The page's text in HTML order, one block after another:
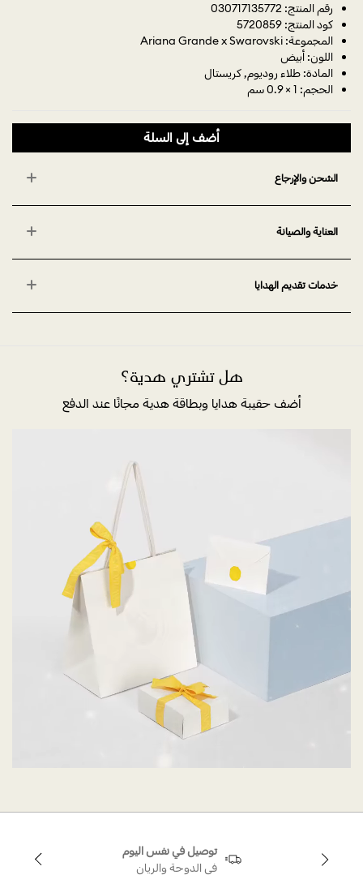
رقم المنتج: 030717135772
كود المنتج: 5720859
المجموعة: Ariana Grande x Swarovski
اللون: أبيض
المادة: طلاء روديوم, كريستال
الحجم: 1 × 0.9 سم
أضف إلى السلة
الشحن والإرجاع
العناية والصيانة
خدمات تقديم الهدايا
هل تشتري هدية؟
أضف حقيبة هدايا وبطاقة هدية مجانًا عند الدفع
توصيل في نفس اليوم
في الدوحة والريان